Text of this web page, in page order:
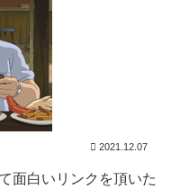
2021.12.07
面白いリンクを頂いた